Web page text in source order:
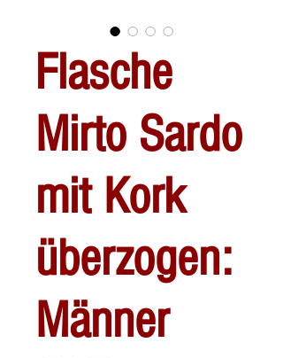
Flasche
Mirto Sardo
mit Kork
überzogen:
Männer